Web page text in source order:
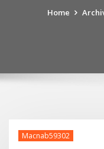
Home
Macnab59302